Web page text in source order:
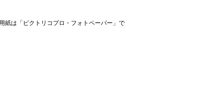
紙は「ピクトリコプロ・フォトペーパー」で